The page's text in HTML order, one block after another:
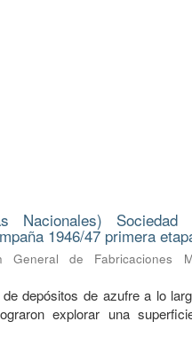
Nacionales) Sociedad
1946/47 primera
General de Fabricaciones
depósitos de azufre a lo
explorar una